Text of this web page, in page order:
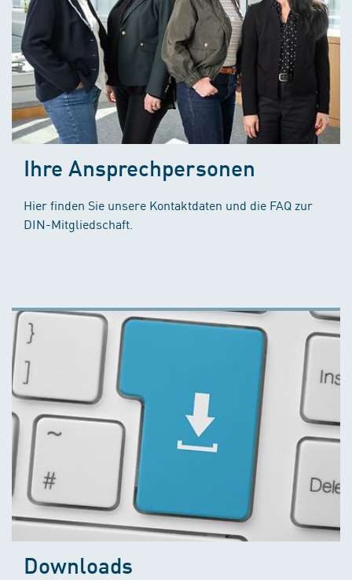
Ihre Ansprechpersonen
Hier finden Sie unsere Kontaktdaten und die FAQ zur
DIN-Mitgliedschaft.
Downloads